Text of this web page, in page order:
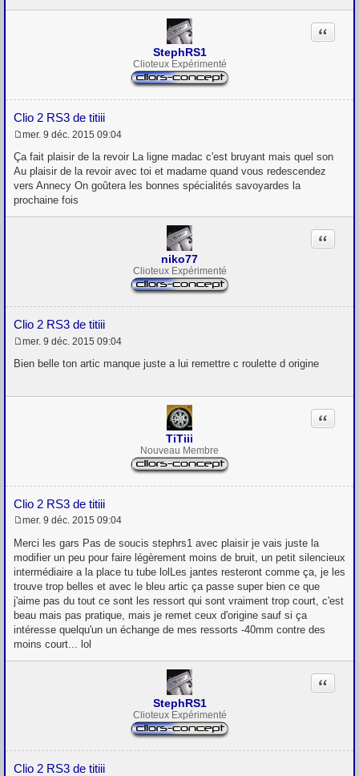
a
StephRS1
Clioteux Expérimenté
Clio 2 RS3 de titiii
Citation
e
s
a
g
mer. 9 déc. 2015 09:04
Ça fait plaisir de la revoir La ligne madac c'est bruyant mais quel son
Au plaisir de la revoir avec toi et madame quand vous redescendez
vers Annecy On goûtera les bonnes spécialités savoyardes la
prochaine fois
niko77
Clioteux Expérimenté
Clio 2 RS3 de titiii
Citation
e
a
mer. 9 déc. 2015 09:04
Bien belle ton artic manque juste a lui remettre c roulette d origine
TiTiii
Nouveau Membre
Clio 2 RS3 de titiii
Citation
e
s
a
g
e
mer. 9 déc. 2015 09:04
Merci les gars Pas de soucis stephrs1 avec plaisir je vais juste la
modifier un peu pour faire légèrement moins de bruit, un petit silencieux
intermédiaire a la place tu tube lolLes jantes resteront comme ça, je les
trouve trop belles et avec le bleu artic ça passe super bien ce que
j'aime pas du tout ce sont les ressort qui sont vraiment trop court, c'est
beau mais pas pratique, mais je remet ceux d'origine sauf si ça
intéresse quelqu'un un échange de mes ressorts -40mm contre des
moins court... lol
StephRS1
Clioteux Expérimenté
Clio 2 RS3 de titiii
Citation